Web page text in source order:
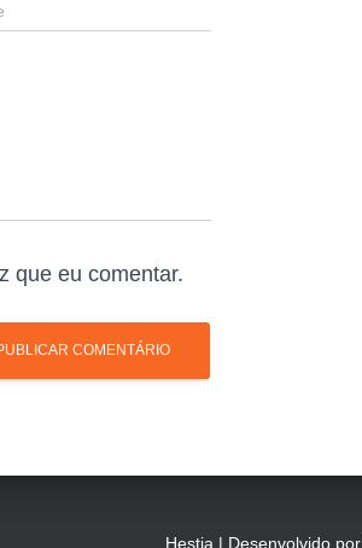
que eu comentar.
Hestia | Desenvolvido por